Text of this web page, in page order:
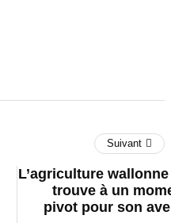
Suivant
L’agriculture
trouve à un
pivot pour son